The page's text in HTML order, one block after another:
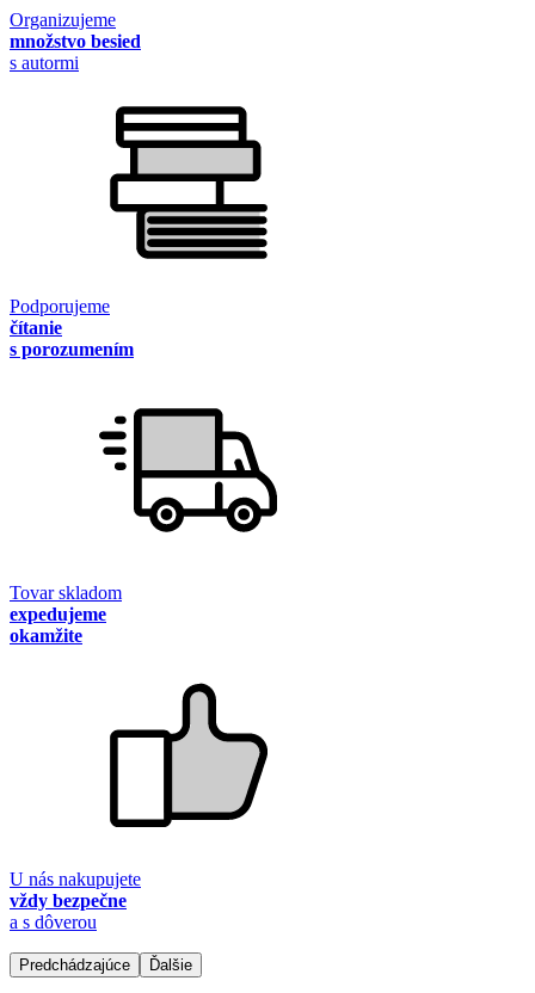
Organizujeme
množstvo besied
s autormi
Podporujeme
čítanie
s porozumením
Tovar skladom
expedujeme
okamžite
U nás nakupujete
vždy bezpečne
a s dôverou
Predchádzajúce Ďalšie